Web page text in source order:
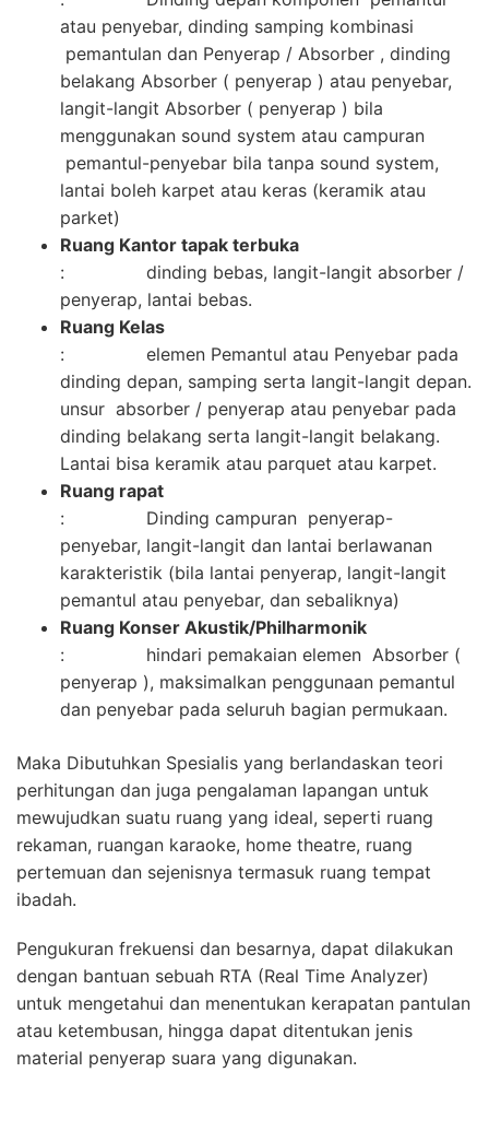
atau penyebar, dinding samping kombinasi
pemantulan dan Penyerap / Absorber , dinding
belakang Absorber ( penyerap ) atau penyebar,
langit-langit Absorber ( penyerap ) bila
menggunakan sound system atau campuran
pemantul-penyebar bila tanpa sound system,
lantai boleh karpet atau keras (keramik atau
parket)
Ruang Kantor tapak terbuka
: dinding bebas, langit-langit absorber /
penyerap, lantai bebas.
Ruang Kelas
: elemen Pemantul atau Penyebar pada
dinding depan, samping serta langit-langit depan.
unsur absorber / penyerap atau penyebar pada
dinding belakang serta langit-langit belakang.
Lantai bisa keramik atau parquet atau karpet.
Ruang rapat
: Dinding campuran penyerap-
penyebar, langit-langit dan lantai berlawanan
karakteristik (bila lantai penyerap, langit-langit
pemantul atau penyebar, dan sebaliknya)
Ruang Konser Akustik/Philharmonik
: hindari pemakaian elemen Absorber (
penyerap ), maksimalkan penggunaan pemantul
dan penyebar pada seluruh bagian permukaan.
Maka Dibutuhkan Spesialis yang berlandaskan teori
perhitungan dan juga pengalaman lapangan untuk
mewujudkan suatu ruang yang ideal, seperti ruang
rekaman, ruangan karaoke, home theatre, ruang
pertemuan dan sejenisnya termasuk ruang tempat
ibadah.
Pengukuran frekuensi dan besarnya, dapat dilakukan
dengan bantuan sebuah RTA (Real Time Analyzer)
untuk mengetahui dan menentukan kerapatan pantulan
atau ketembusan, hingga dapat ditentukan jenis
material penyerap suara yang digunakan.